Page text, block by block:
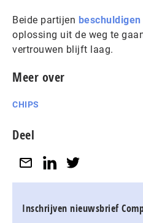
Beide partijen beschuldigen
oplossing uit de weg te
vertrouwen blijft laag.
Meer over
CHIPS
Deel
Inschrijven nieuwsbrief